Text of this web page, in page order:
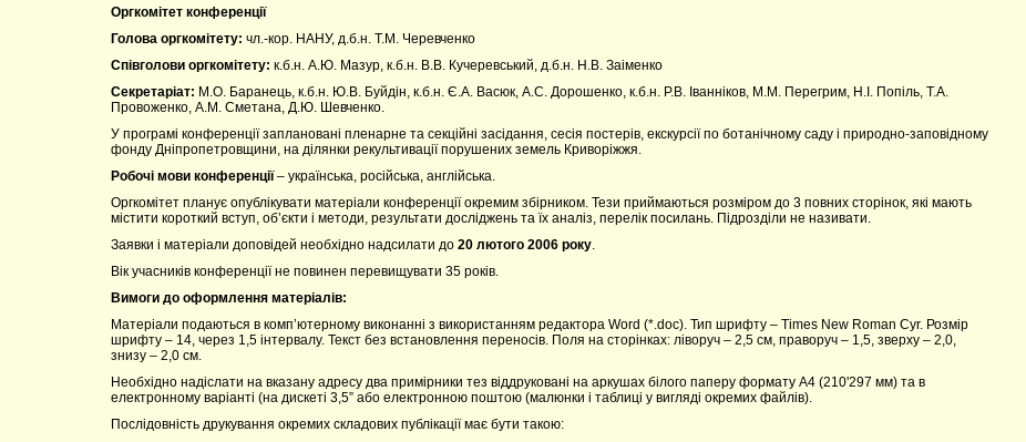
Оргкомітет конференції
Голова оргкомітету: чл.-кор. НАНУ, д.б.н. Т.М. Черевченко
Співголови оргкомітету: к.б.н. А.Ю. Мазур, к.б.н. В.В. Кучеревський, д.б.н. Н.В. Заіменко
Секретаріат: М.О. Баранець, к.б.н. Ю.В. Буйдін, к.б.н. Є.А. Васюк, А.С. Дорошенко, к.б.н. Р.В. Іванніков, М.М. Перегрим, Н.І. Попіль, Т.А.
Провоженко, А.М. Сметана, Д.Ю. Шевченко.
У програмі конференції заплановані пленарне та секційні засідання, сесія постерів, екскурсії по ботанічному саду і природно-заповідному
фонду Дніпропетровщини, на ділянки рекультивації порушених земель Криворіжжя.
Робочі мови конференції– українська, російська, англійська.
Оргкомітет планує опублікувати матеріали конференції окремим збірником. Тези приймаються розміром до 3 повних сторінок, які мають
містити короткий вступ, об’єкти і методи, результати досліджень та їх аналіз, перелік посилань. Підрозділи не називати.
Заявки і матеріали доповідей необхідно надсилати до 20 лютого 2006 року.
Вік учасників конференції не повинен перевищувати 35 років.
Вимоги до оформлення матеріалів:
Матеріали подаються в комп’ютерному виконанні з використанням редактора Word (*.doc). Тип шрифту – Times New Roman Cyr. Розмір
шрифту – 14, через 1,5 інтервалу. Текст без встановлення переносів. Поля на сторінках: ліворуч – 2,5 см, праворуч – 1,5, зверху – 2,0,
знизу – 2,0 см.
Необхідно надіслати на вказану адресу два примірники тез віддруковані на аркушах білого паперу формату А4 (210'297 мм) та в
електронному варіанті (на дискеті 3,5” або електронною поштою (малюнки і таблиці у вигляді окремих файлів).
Послідовність друкування окремих складових публікації має бути такою: